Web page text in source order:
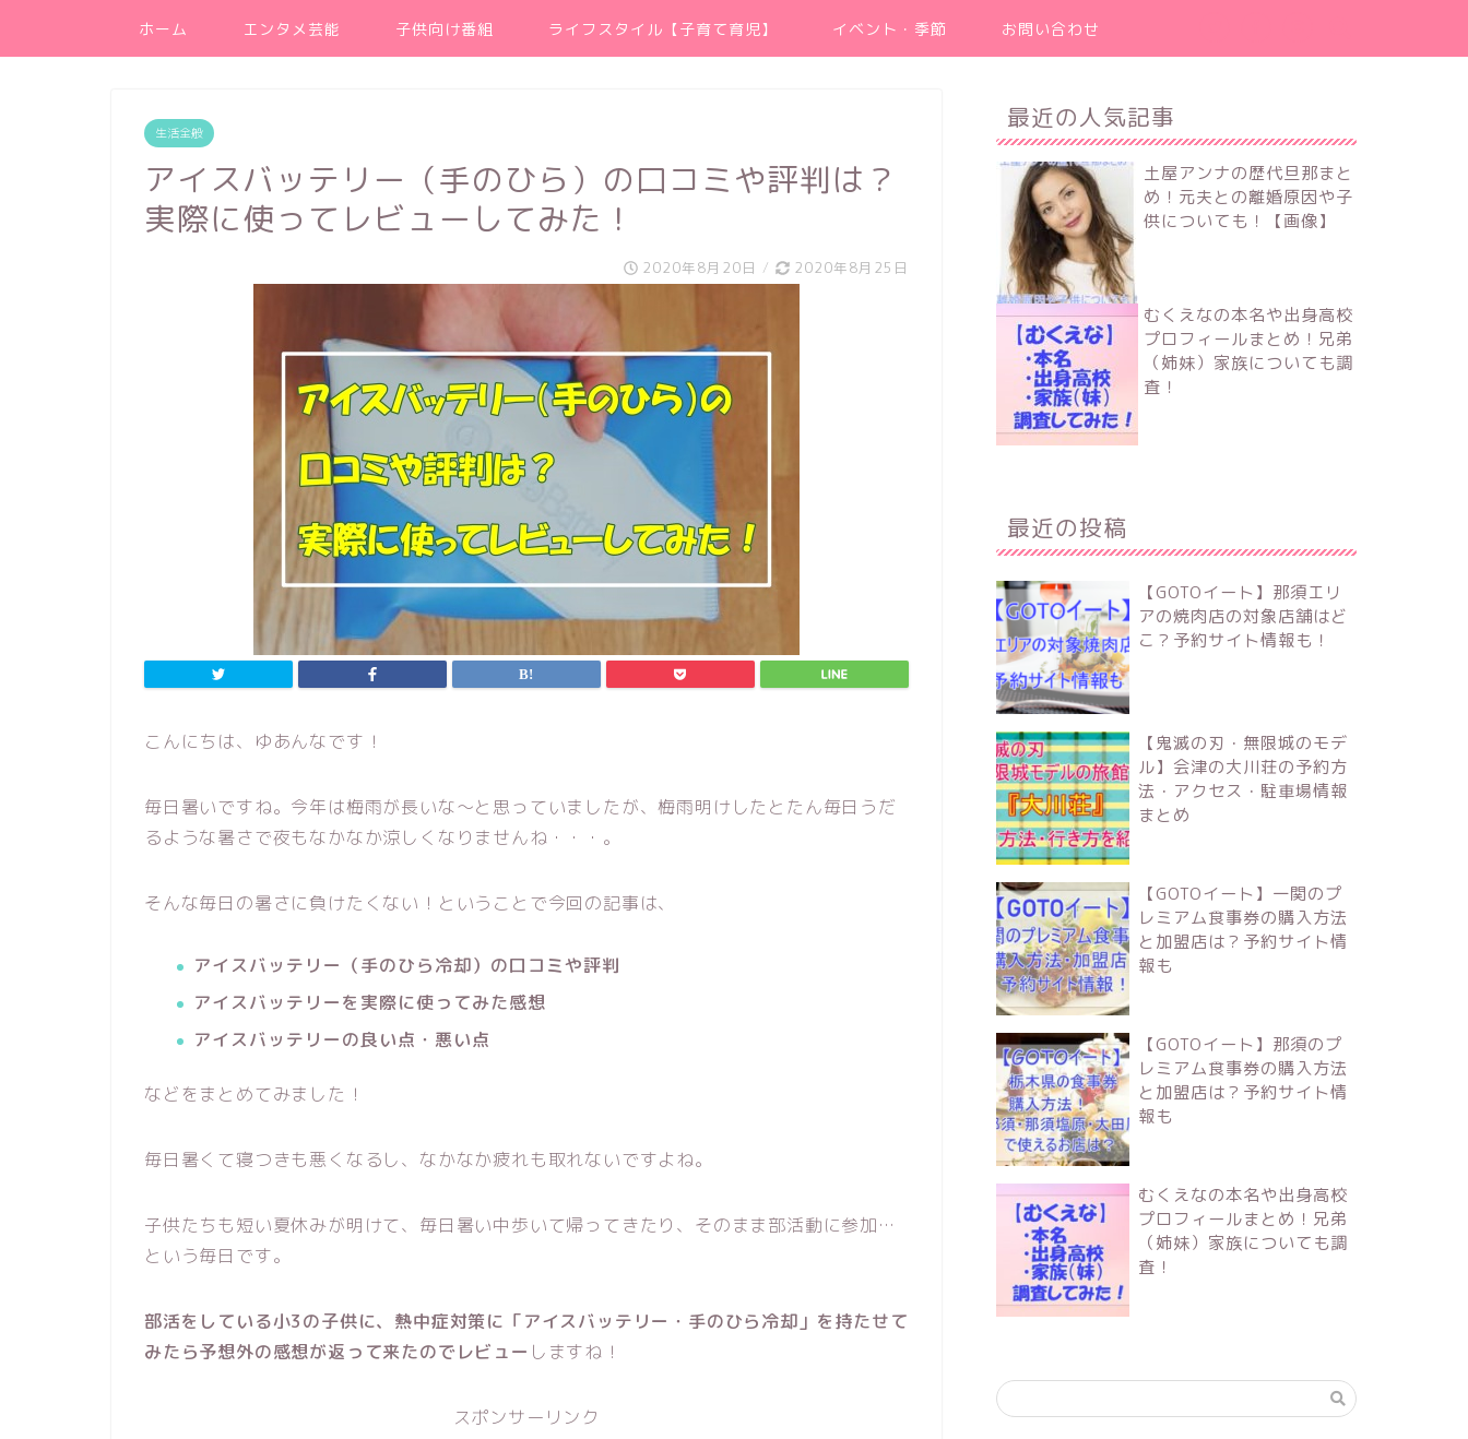
ホーム エンタメ芸能 子供向け番組 ライフスタイル【子育て育児】 イベント・季節 お問い合わせ
生活全般
アイスバッテリー（手のひら）の口コミや評判は？
実際に使ってレビューしてみた！
2020年8月20日 / 2020年8月25日
こんにちは、ゆあんなです！
毎日暑いですね。今年は梅雨が長いな～と思っていましたが、梅雨明けしたとたん毎日うだ
るような暑さで夜もなかなか涼しくなりませんね・・・。
そんな毎日の暑さに負けたくない！ということで今回の記事は、
アイスバッテリー（手のひら冷却）の口コミや評判
アイスバッテリーを実際に使ってみた感想
アイスバッテリーの良い点・悪い点
などをまとめてみました！
毎日暑くて寝つきも悪くなるし、なかなか疲れも取れないですよね。
子供たちも短い夏休みが明けて、毎日暑い中歩いて帰ってきたり、そのまま部活動に参加…
という毎日です。
部活をしている小3の子供に、熱中症対策に「アイスバッテリー・手のひら冷却」を持たせて
みたら予想外の感想が返って来たのでレビュー しますね！
スポンサーリンク
最近の人気記事
土屋アンナの歴代旦那まと
め！元夫との離婚原因や子
供についても！【画像】
むくえなの本名や出身高校
プロフィールまとめ！兄弟
（姉妹）家族についても調
査！
最近の投稿
【GOTOイート】那須エリ
アの焼肉店の対象店舗はど
こ？予約サイト情報も！
【鬼滅の刃・無限城のモデ
ル】会津の大川荘の予約方
法・アクセス・駐車場情報
まとめ
【GOTOイート】一関のプ
レミアム食事券の購入方法
と加盟店は？予約サイト情
報も
【GOTOイート】那須のプ
レミアム食事券の購入方法
と加盟店は？予約サイト情
報も
むくえなの本名や出身高校
プロフィールまとめ！兄弟
（姉妹）家族についても調
査！